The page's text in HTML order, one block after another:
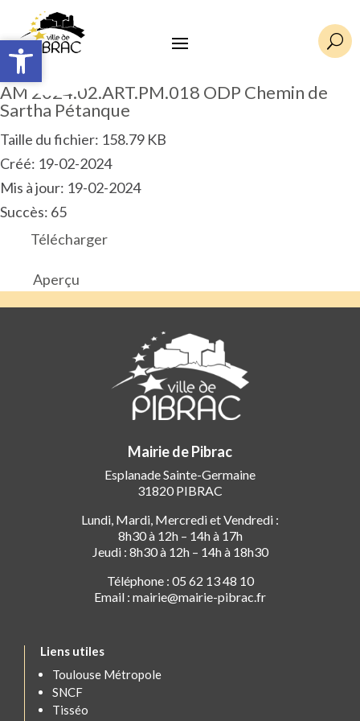
Ouvrir la barre d’outils U
AM 2024.02.ART.PM.018 ODP Chemin de
Sartha Pétanque
Taille du fichier: 158.79 KB
Créé: 19-02-2024
Mis à jour: 19-02-2024
Succès: 65
Télécharger
Aperçu
Mairie de Pibrac
Esplanade Sainte-Germaine
31820 PIBRAC
Lundi, Mardi, Mercredi et Vendredi :
8h30 à 12h – 14h à 17h
Jeudi : 8h30 à 12h – 14h à 18h30
Téléphone : 05 62 13 48 10
Email : mairie@mairie-pibrac.fr
Liens utiles
Toulouse Métropole
SNCF
Tisséo
Ouvrir la barre d’outils